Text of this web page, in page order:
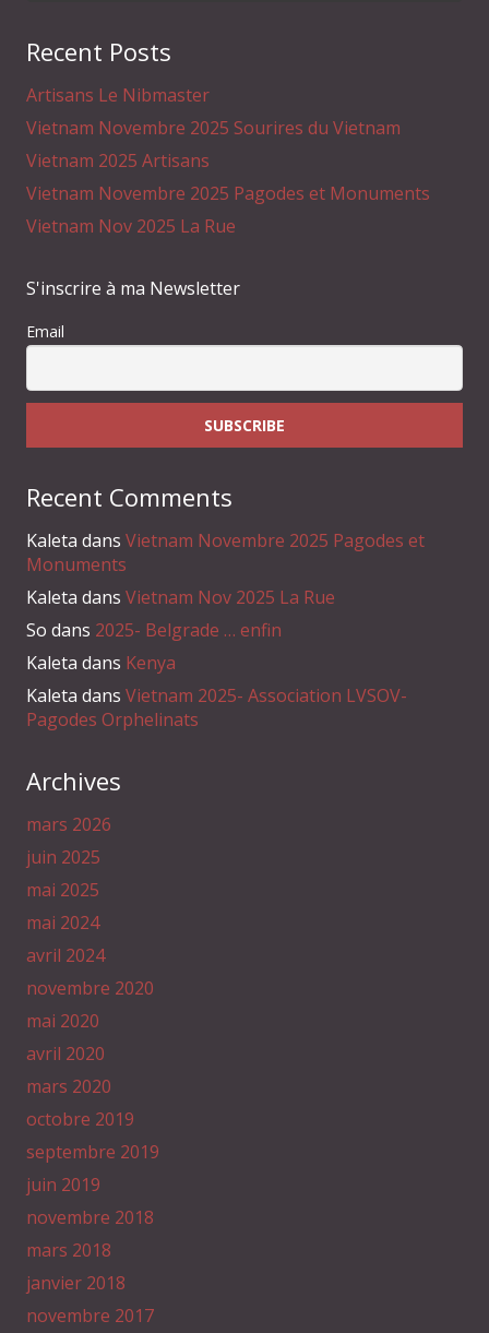
Recent Posts
Artisans Le Nibmaster
Vietnam Novembre 2025 Sourires du Vietnam
Vietnam 2025 Artisans
Vietnam Novembre 2025 Pagodes et Monuments
Vietnam Nov 2025 La Rue
S'inscrire à ma Newsletter
Email
Recent Comments
Kaleta dans Vietnam Novembre 2025 Pagodes et
Monuments
Kaleta dans Vietnam Nov 2025 La Rue
So dans 2025- Belgrade … enfin
Kaleta dans Kenya
Kaleta dans Vietnam 2025- Association LVSOV-
Pagodes Orphelinats
Archives
mars 2026
juin 2025
mai 2025
mai 2024
avril 2024
novembre 2020
mai 2020
avril 2020
mars 2020
octobre 2019
septembre 2019
juin 2019
novembre 2018
mars 2018
janvier 2018
novembre 2017